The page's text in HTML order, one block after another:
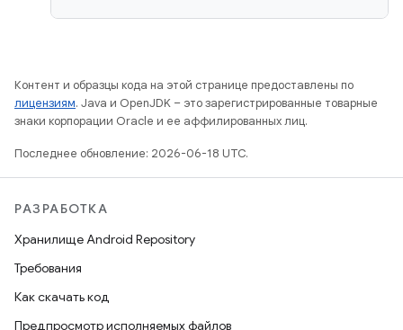
Контент и образцы кода на этой странице предоставлены по
лицензиям. Java и OpenJDK – это зарегистрированные товарные
знаки корпорации Oracle и ее аффилированных лиц.
Последнее обновление: 2026-06-18 UTC.
РАЗРАБОТКА
Хранилище Android Repository
Требования
Как скачать код
Предпросмотр исполняемых файлов